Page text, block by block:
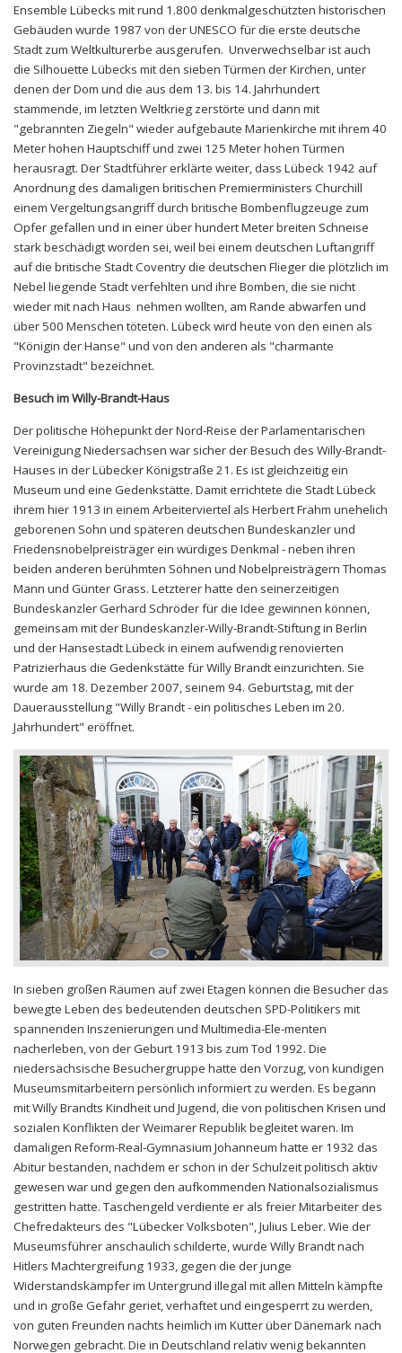
Ensemble Lübecks mit rund 1.800 denkmalgeschützten historischen
Gebäuden wurde 1987 von der UNESCO für die erste deutsche
Stadt zum Weltkulturerbe ausgerufen. Unverwechselbar ist auch
die Silhouette Lübecks mit den sieben Türmen der Kirchen, unter
denen der Dom und die aus dem 13. bis 14. Jahrhundert
stammende, im letzten Weltkrieg zerstörte und dann mit
"gebrannten Ziegeln" wieder aufgebaute Marienkirche mit ihrem 40
Meter hohen Hauptschiff und zwei 125 Meter hohen Türmen
herausragt. Der Stadtführer erklärte weiter, dass Lübeck 1942 auf
Anordnung des damaligen britischen Premierministers Churchill
einem Vergeltungsangriff durch britische Bombenflugzeuge zum
Opfer gefallen und in einer über hundert Meter breiten Schneise
stark beschädigt worden sei, weil bei einem deutschen Luftangriff
auf die britische Stadt Coventry die deutschen Flieger die plötzlich im
Nebel liegende Stadt verfehlten und ihre Bomben, die sie nicht
wieder mit nach Haus nehmen wollten, am Rande abwarfen und
über 500 Menschen töteten. Lübeck wird heute von den einen als
"Königin der Hanse" und von den anderen als "charmante
Provinzstadt" bezeichnet.
Besuch im Willy-Brandt-Haus
Der politische Höhepunkt der Nord-Reise der Parlamentarischen
Vereinigung Niedersachsen war sicher der Besuch des Willy-Brandt-
Hauses in der Lübecker Königstraße 21. Es ist gleichzeitig ein
Museum und eine Gedenkstätte. Damit errichtete die Stadt Lübeck
ihrem hier 1913 in einem Arbeiterviertel als Herbert Frahm unehelich
geborenen Sohn und späteren deutschen Bundeskanzler und
Friedensnobelpreisträger ein würdiges Denkmal - neben ihren
beiden anderen berühmten Söhnen und Nobelpreisträgern Thomas
Mann und Günter Grass. Letzterer hatte den seinerzeitigen
Bundeskanzler Gerhard Schröder für die Idee gewinnen können,
gemeinsam mit der Bundeskanzler-Willy-Brandt-Stiftung in Berlin
und der Hansestadt Lübeck in einem aufwendig renovierten
Patrizierhaus die Gedenkstätte für Willy Brandt einzurichten. Sie
wurde am 18. Dezember 2007, seinem 94. Geburtstag, mit der
Dauerausstellung "Willy Brandt - ein politisches Leben im 20.
Jahrhundert" eröffnet.
In sieben großen Räumen auf zwei Etagen können die Besucher das
bewegte Leben des bedeutenden deutschen SPD-Politikers mit
spannenden Inszenierungen und Multimedia-Ele-menten
nacherleben, von der Geburt 1913 bis zum Tod 1992. Die
niedersächsische Besuchergruppe hatte den Vorzug, von kundigen
Museumsmitarbeitern persönlich informiert zu werden. Es begann
mit Willy Brandts Kindheit und Jugend, die von politischen Krisen und
sozialen Konflikten der Weimarer Republik begleitet waren. Im
damaligen Reform-Real-Gymnasium Johanneum hatte er 1932 das
Abitur bestanden, nachdem er schon in der Schulzeit politisch aktiv
gewesen war und gegen den aufkommenden Nationalsozialismus
gestritten hatte. Taschengeld verdiente er als freier Mitarbeiter des
Chefredakteurs des "Lübecker Volksboten", Julius Leber. Wie der
Museumsführer anschaulich schilderte, wurde Willy Brandt nach
Hitlers Machtergreifung 1933, gegen die der junge
Widerstandskämpfer im Untergrund illegal mit allen Mitteln kämpfte
und in große Gefahr geriet, verhaftet und eingesperrt zu werden,
von guten Freunden nachts heimlich im Kutter über Dänemark nach
Norwegen gebracht. Die in Deutschland relativ wenig bekannten